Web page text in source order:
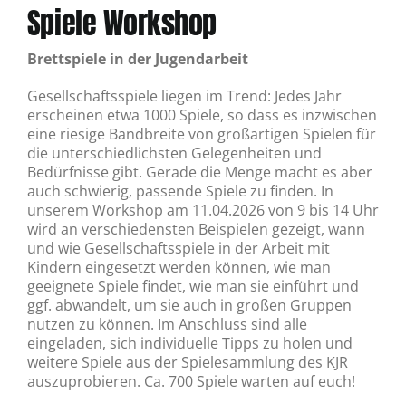
Spiele Workshop
Brettspiele in der Jugendarbeit
Gesellschaftsspiele liegen im Trend: Jedes Jahr
erscheinen etwa 1000 Spiele, so dass es inzwischen
eine riesige Bandbreite von großartigen Spielen für
die unterschiedlichsten Gelegenheiten und
Bedürfnisse gibt. Gerade die Menge macht es aber
auch schwierig, passende Spiele zu finden. In
unserem Workshop am 11.04.2026 von 9 bis 14 Uhr
wird an verschiedensten Beispielen gezeigt, wann
und wie Gesellschaftsspiele in der Arbeit mit
Kindern eingesetzt werden können, wie man
geeignete Spiele findet, wie man sie einführt und
ggf. abwandelt, um sie auch in großen Gruppen
nutzen zu können. Im Anschluss sind alle
eingeladen, sich individuelle Tipps zu holen und
weitere Spiele aus der Spielesammlung des KJR
auszuprobieren. Ca. 700 Spiele warten auf euch!